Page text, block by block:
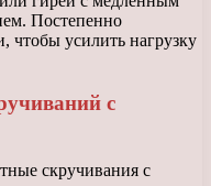
Постепенно
чтобы усилить нагрузку
с
скручивания с